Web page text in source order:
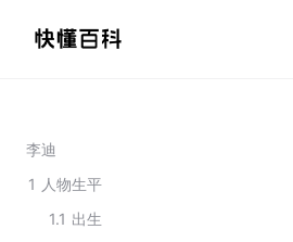
李迪
1 人物生平
1.1 出生